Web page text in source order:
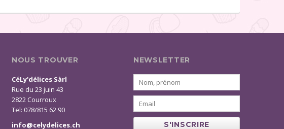
NOUS TROUVER
CéLy'délices Sàrl
Rue du 23 juin 43
2822 Courroux
Tel: 078/815 62 90
info@celydelices.ch
NEWSLETTER
S'INSCRIRE